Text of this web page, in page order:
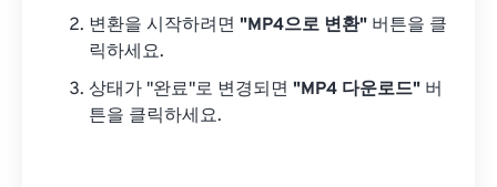
변환을 시작하려면 "MP4으로 변환" 버튼을 클
릭하세요.
상태가 "완료"로 변경되면 "MP4 다운로드" 버
튼을 클릭하세요.